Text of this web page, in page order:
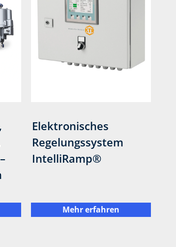
Elektronisches
Regelungssystem
IntelliRamp®
Mehr erfahren